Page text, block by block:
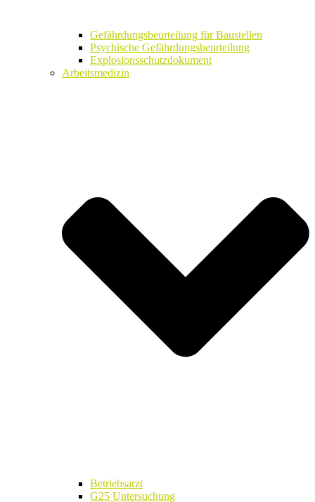
Gefährdungsbeurteilung für Baustellen
Psychische Gefährdungsbeurteilung
Explosionsschutzdokument
Arbeitsmedizin
Betriebsarzt
G25 Untersuchung